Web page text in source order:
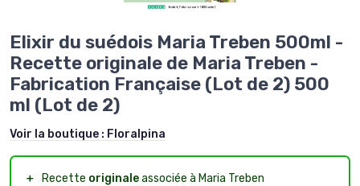
Elixir du suédois Maria Treben 500ml -
Recette originale de Maria Treben -
Fabrication Française (Lot de 2) 500
ml (Lot de 2)
Voir la boutique : Floralpina
＋ Recette originaleassociée à Maria Treben